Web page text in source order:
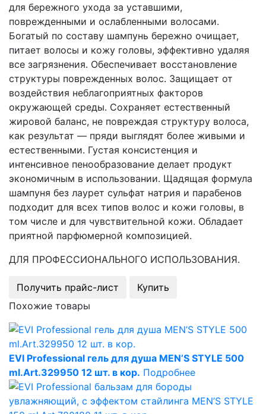
для бережного ухода за уставшими,
поврежденными и ослабленными волосами.
Богатый по составу шампунь бережно очищает,
питает волосы и кожу головы, эффективно удаляя
все загрязнения. Обеспечивает восстановление
структуры поврежденных волос. Защищает от
воздействия неблагоприятных факторов
окружающей среды. Сохраняет естественный
жировой баланс, не повреждая структуру волоса,
как результат — пряди выглядят более живыми и
естественными. Густая консистенция и
интенсивное пенообразование делает продукт
экономичным в использовании. Щадящая формула
шампуня без лаурет сульфат натрия и парабенов
подходит для всех типов волос и кожи головы, в
том числе и для чувствительной кожи. Обладает
приятной парфюмерной композицией.
ДЛЯ ПРОФЕССИОНАЛЬНОГО ИСПОЛЬЗОВАНИЯ.
Получить прайс-лист
Купить
Похожие товары
EVI Professional гель для душа MEN’S STYLE 500
ml.Art.329950 12 шт. в кор. Подробнее